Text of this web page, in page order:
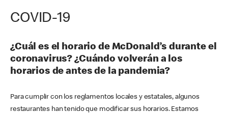
COVID-19
¿Cuál es el horario de McDonald’s durante el
coronavirus? ¿Cuándo volverán a los
horarios de antes de la pandemia?
Para cumplir con los reglamentos locales y estatales, algunos
restaurantes han tenido que modificar sus horarios. Estamos